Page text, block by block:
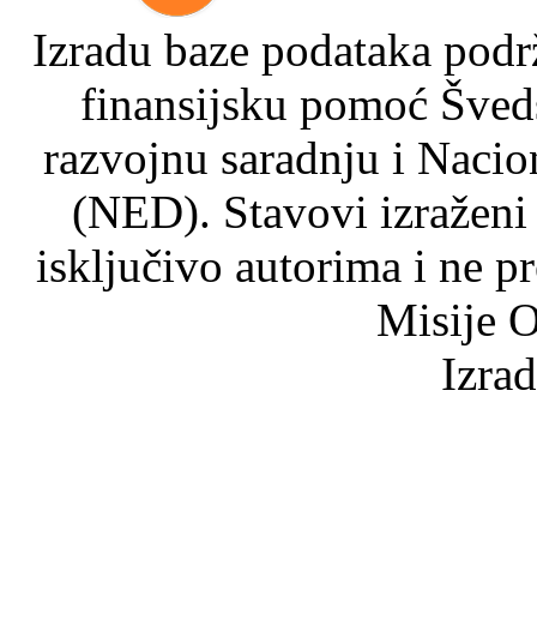
Izradu baze podataka
finansijsku pomoć
razvojnu saradnju i
(NED). Stavovi
isključivo autorima i ne
Misije